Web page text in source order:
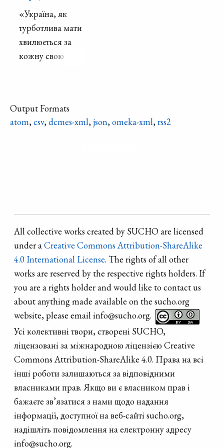
«Україна, як
турботлива мати
хвилюється за
кожну свою
Output Formats
atom, csv, dcmes-xml, json, omeka-xml, rss2
All collective works created by SUCHO are licensed
under aCreative Commons Attribution-ShareAlike
4.0 International License. The rights of all other
works are reserved by the respective rights holders. If
you are a rights holder and would like to contact us
about anything made available on the sucho.org
website, please email info@sucho.org.
Усі колективні твори, створені SUCHO,
ліцензовані за міжнародною ліцензією Creative
Commons Attribution-ShareAlike 4.0. Права на всі
інші роботи залишаються за відповідними
власниками прав. Якщо ви є власником прав і
бажаєте зв’язатися з нами щодо надання
інформації, доступної на веб-сайті sucho.org,
надішліть повідомлення на електронну адресу
info@sucho.org.